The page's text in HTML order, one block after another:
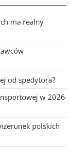
ma realny
od spedytora?
w 2026
polskich